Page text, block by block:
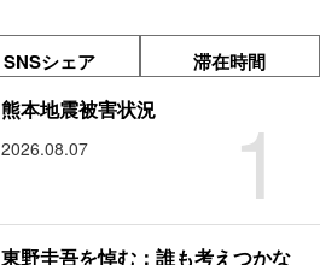
SNSシェア 滞在時間
1
熊本地震被害状況
2026.08.07
東野圭吾を悼む：誰も考えつかな